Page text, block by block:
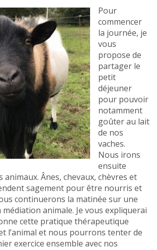
Pour
commencer
la journée, je
vous
propose de
partager le
petit
déjeuner
pour pouvoir
notamment
goûter au lait
de nos
vaches.
Nous irons
ensuite
animaux. Ânes, chevaux, chèvres et
sagement pour être nourris et
continuerons la matinée sur une
animale. Je vous expliquerai
cette pratique thérapeutique
l’animal et nous pourrons tenter de
exercice ensemble avec nos